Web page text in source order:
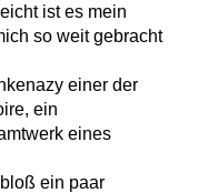
ist es mein
so weit gebracht
einer der
ein
eines
ein paar